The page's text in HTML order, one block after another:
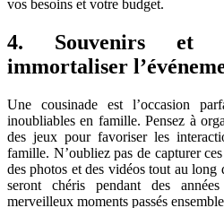
vos besoins et votre budget.
4. Souvenirs et
immortaliser
Une cousinade est l’occasion
inoubliables en famille. Pensez à
des jeux pour favoriser les
famille. N’oubliez pas de capturer
des photos et des vidéos tout au long
seront chéris pendant des
merveilleux moments passés